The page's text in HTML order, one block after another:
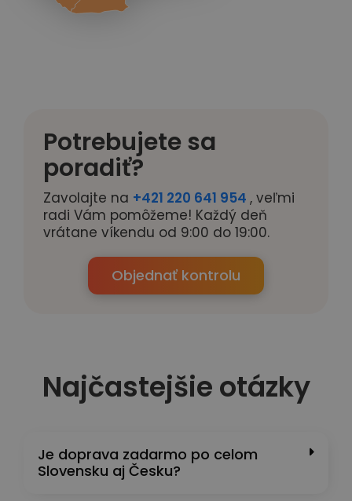
Potrebujete sa
poradiť?
Zavolajte na +421 220 641 954 , veľmi
radi Vám pomôžeme! Každý deň
vrátane víkendu od 9:00 do 19:00.
Objednať kontrolu
Najčastejšie otázky
Je doprava zadarmo po celom
Slovensku aj Česku?